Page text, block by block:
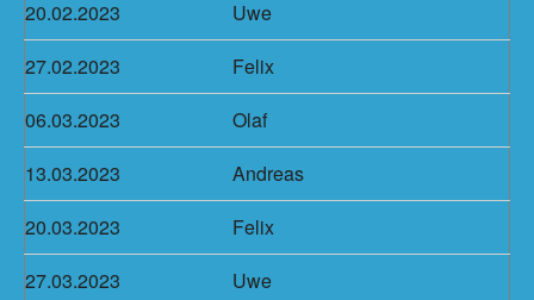
20.02.2023
Uwe
27.02.2023
Felix
06.03.2023
Olaf
13.03.2023
Andreas
20.03.2023
Felix
27.03.2023
Uwe